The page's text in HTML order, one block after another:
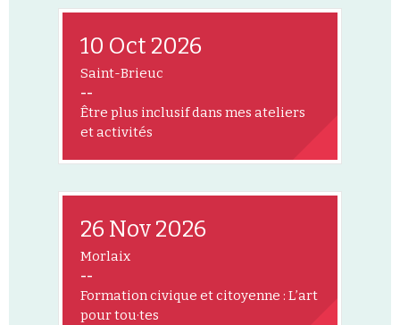
10 Oct 2026
Saint-Brieuc
--
Être plus inclusif dans mes ateliers
et activités
26 Nov 2026
Morlaix
--
Formation civique et citoyenne : L’art
pour tou·tes